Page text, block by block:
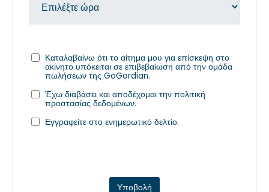
Καταλαβαίνω ότι το αίτημα μου για επίσκεψη στο
ακίνητο υπόκειται σε επιβεβαίωση από την ομάδα
πωλήσεων της GoGordian.
Έχω διαβάσει και αποδέχομαι την πολιτική
προστασίας δεδομένων.
Εγγραφείτε στο ενημερωτικό δελτίο.
Υποβολή